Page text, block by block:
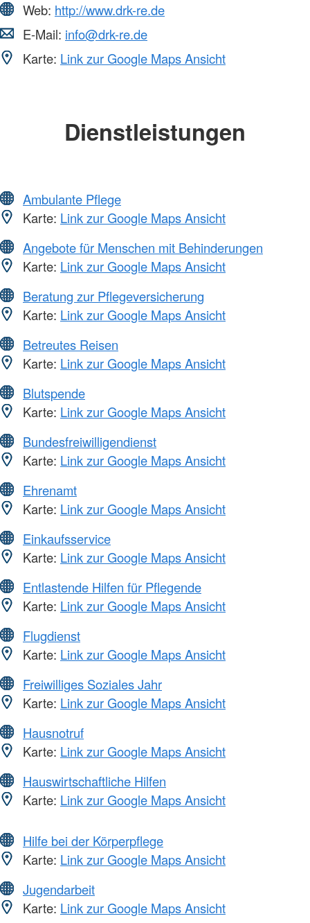
Web: http://www.drk-re.de
E-Mail: info@drk-re.de
Karte: Link zur Google Maps Ansicht
Dienstleistungen
Ambulante Pflege
Karte: Link zur Google Maps Ansicht
Angebote für Menschen mit Behinderungen
Karte: Link zur Google Maps Ansicht
Beratung zur Pflegeversicherung
Karte: Link zur Google Maps Ansicht
Betreutes Reisen
Karte: Link zur Google Maps Ansicht
Blutspende
Karte: Link zur Google Maps Ansicht
Bundesfreiwilligendienst
Karte: Link zur Google Maps Ansicht
Ehrenamt
Karte: Link zur Google Maps Ansicht
Einkaufsservice
Karte: Link zur Google Maps Ansicht
Entlastende Hilfen für Pflegende
Karte: Link zur Google Maps Ansicht
Flugdienst
Karte: Link zur Google Maps Ansicht
Freiwilliges Soziales Jahr
Karte: Link zur Google Maps Ansicht
Hausnotruf
Karte: Link zur Google Maps Ansicht
Hauswirtschaftliche Hilfen
Karte: Link zur Google Maps Ansicht
Hilfe bei der Körperpflege
Karte: Link zur Google Maps Ansicht
Jugendarbeit
Karte: Link zur Google Maps Ansicht